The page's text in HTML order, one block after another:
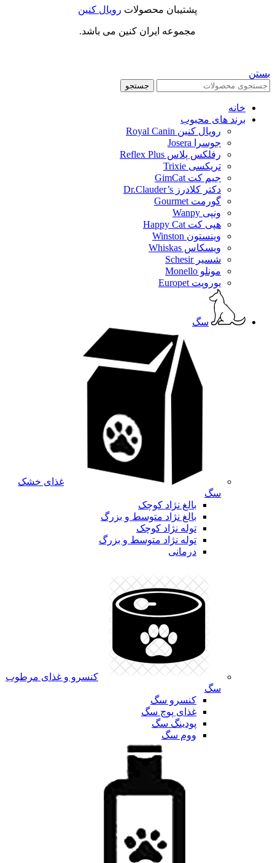
پشتیبان محصولات رویال کنین
مجموعه ایران کنین می باشد.
بستن
جستجو
خانه
برند های محبوب
رویال کنین Royal Canin
جوسرا Josera
رفلکس پلاس Reflex Plus
تریکسی Trixie
جیم کت GimCat
دکتر کلادرز Dr.Clauder’s
گورمت Gourmet
ونپی Wanpy
هپی کت Happy Cat
وینستون Winston
ویسکاس Whiskas
شسیر Schesir
مونلو Monello
یوروپت Europet
سگ
غذای خشک
سگ
بالغ نژاد کوچک
بالغ نژاد متوسط و بزرگ
توله نژاد کوچک
توله نژاد متوسط و بزرگ
درمانی
کنسرو و غذای مرطوب
سگ
کنسرو سگ
غذای پوچ سگ
پودینگ سگ
ووم سگ